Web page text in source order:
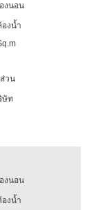
งนอน
องน้ำ
วน
ษัท
งนอน
องน้ำ